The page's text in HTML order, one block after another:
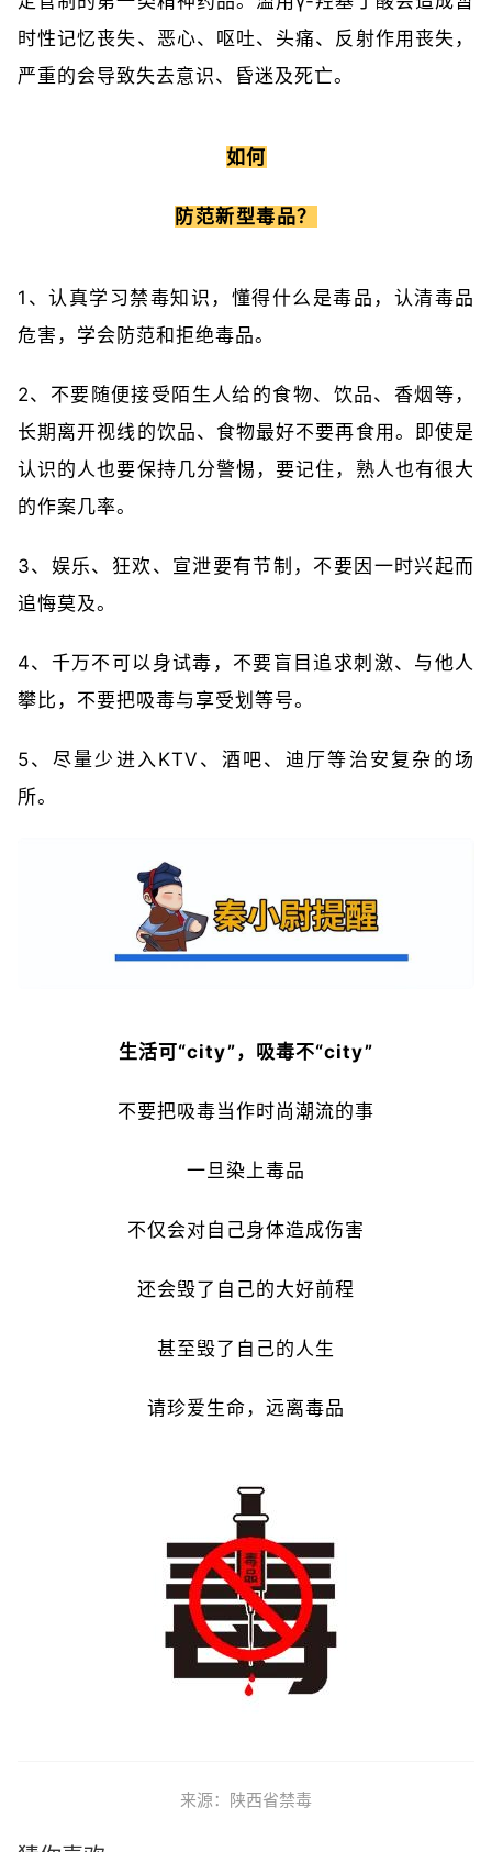
时性记忆丧失、恶心、呕吐、头痛、反射作用丧失，
严重的会导致失去意识、昏迷及死亡。
如何
防范新型毒品？
1、认真学习禁毒知识，懂得什么是毒品，认清毒品
危害，学会防范和拒绝毒品。
2、不要随便接受陌生人给的食物、饮品、香烟等，
长期离开视线的饮品、食物最好不要再食用。即使是
认识的人也要保持几分警惕，要记住，熟人也有很大
的作案几率。
3、娱乐、狂欢、宣泄要有节制，不要因一时兴起而
追悔莫及。
4、千万不可以身试毒，不要盲目追求刺激、与他人
攀比，不要把吸毒与享受划等号。
5、尽量少进入KTV、酒吧、迪厅等治安复杂的场
所。
生活可“city”，吸毒不“city”
不要把吸毒当作时尚潮流的事
一旦染上毒品
不仅会对自己身体造成伤害
还会毁了自己的大好前程
甚至毁了自己的人生
请珍爱生命，远离毒品
来源：陕西省禁毒